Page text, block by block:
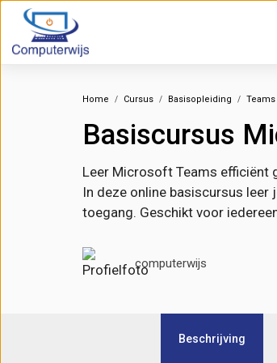
Home Cursus Basisopleiding Teams
Basiscursus
Leer Microsoft Teams efficiënt
In deze online basiscursus leer
toegang. Geschikt voor
computerwijs
Beschrijving